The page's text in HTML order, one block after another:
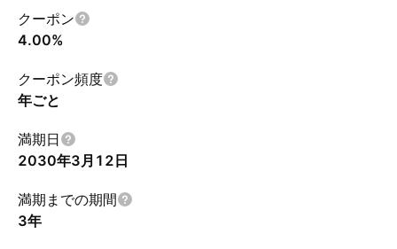
クーポン
4.00%
クーポン頻度
年ごと
満期日
2030年3月12日
満期までの期間
3年